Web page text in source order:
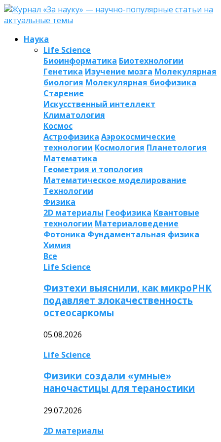
Наука
Life Science
Биоинформатика Биотехнологии
Генетика Изучение мозга Молекулярная
биология Молекулярная биофизика
Старение
Искусственный интеллект
Климатология
Космос
Астрофизика Аэрокосмические
технологии Космология Планетология
Математика
Геометрия и топология
Математическое моделирование
Технологии
Физика
2D материалы Геофизика Квантовые
технологии Материаловедение
Фотоника Фундаментальная физика
Химия
Все
Life Science
Физтехи выяснили, как микроРНК
подавляет злокачественность
остеосаркомы
05.08.2026
Life Science
Физики создали «умные»
наночастицы для тераностики
29.07.2026
2D материалы